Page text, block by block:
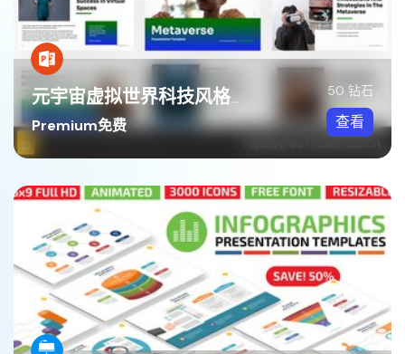
元宇宙虚拟世界科技风格PPT模板
Premium免费
50 钻石
查看